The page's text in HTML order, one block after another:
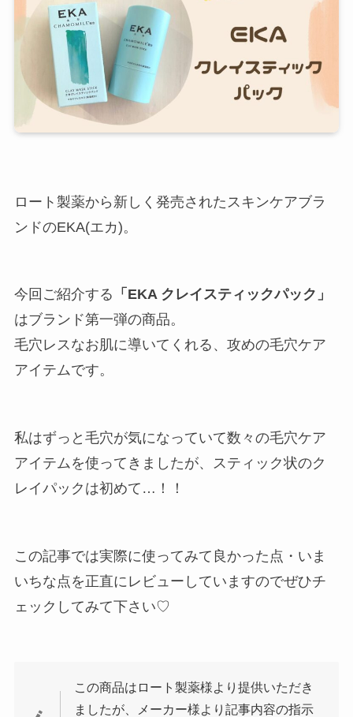
ロート製薬から新しく発売されたスキンケアブラ
ンドのEKA(エカ)。
今回ご紹介する 「EKA クレイスティックパック」
はブランド第一弾の商品。
毛穴レスなお肌に導いてくれる、攻めの毛穴ケア
アイテムです。
私はずっと毛穴が気になっていて数々の毛穴ケア
アイテムを使ってきましたが、スティック状のク
レイパックは初めて…！！
この記事では実際に使ってみて良かった点・いま
いちな点を正直にレビューしていますのでぜひチ
ェックしてみて下さい♡
この商品はロート製薬様より提供いただき
ましたが、メーカー様より記事内容の指示